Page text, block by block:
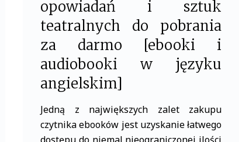
opowiadań i sztuk
teatralnych do pobrania
za darmo [ebooki i
audiobooki w języku
angielskim]
Jedną z największych zalet zakupu
czytnika ebooków jest uzyskanie łatwego